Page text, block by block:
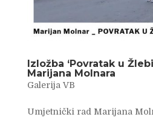
Izložba ‘Povratak u
Marijana Molnara
Galerija VB
Umjetnički rad Marijana